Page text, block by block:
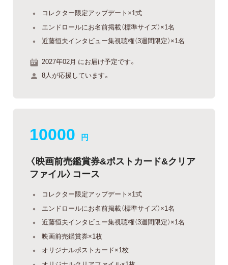
コレクター限定アップデート×1式
エンドロールにお名前掲載（標準サイズ）×1名
近藤恒夫インタビュー集視聴権（3週間限定）×1名
2027年02月 にお届け予定です。
8人が応援しています。
10000 円
〈映画前売鑑賞券&ポストカード&クリア
ファイル〉コース
コレクター限定アップデート×1式
エンドロールにお名前掲載（標準サイズ）×1名
近藤恒夫インタビュー集視聴権（3週間限定）×1名
映画前売鑑賞券×1枚
オリジナルポストカード×1枚